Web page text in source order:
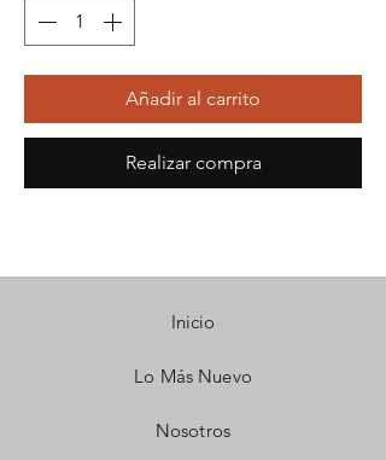
Añadir al carrito
Realizar compra
Inicio
Lo Más Nuevo
Nosotros